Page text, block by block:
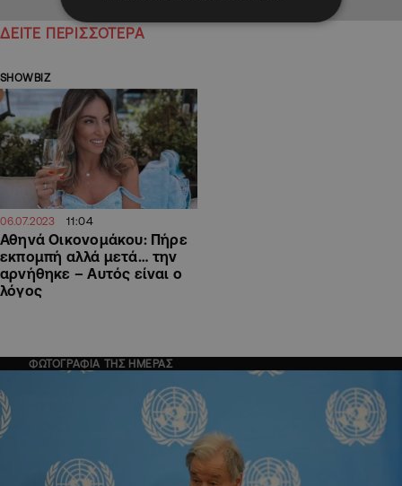
ΔΕΙΤΕ ΠΕΡΙΣΣΟΤΕΡΑ
SHOWBIZ
06.07.2023 11:04
Αθηνά Οικονομάκου: Πήρε
εκπομπή αλλά μετά… την
αρνήθηκε – Αυτός είναι ο
λόγος
ΦΩΤΟΓΡΑΦΙΑ ΤΗΣ ΗΜΕΡΑΣ